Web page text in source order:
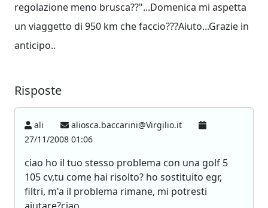
regolazione meno brusca??"...Domenica mi aspetta
un viaggetto di 950 km che faccio???Aiuto...Grazie in
anticipo..
Risposte
ali
aliosca.baccarini@Virgilio.it
27/11/2008 01:06
ciao ho il tuo stesso problema con una golf 5
105 cv,tu come hai risolto? ho sostituito egr,
filtri, m'a il problema rimane, mi potresti